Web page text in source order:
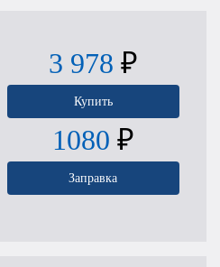
3 978 ₽
Купить
1080 ₽
Заправка